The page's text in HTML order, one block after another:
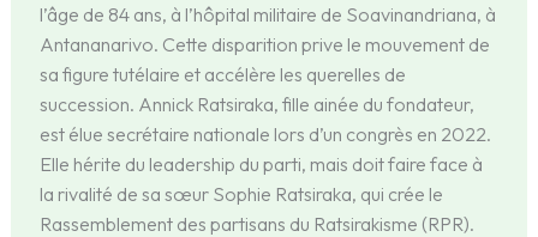
l’âge de 84 ans, à l’hôpital militaire de Soavinandriana, à
Antananarivo. Cette disparition prive le mouvement de
sa figure tutélaire et accélère les querelles de
succession. Annick Ratsiraka, fille ainée du fondateur,
est élue secrétaire nationale lors d’un congrès en 2022.
Elle hérite du leadership du parti, mais doit faire face à
la rivalité de sa sœur Sophie Ratsiraka, qui crée le
Rassemblement des partisans du Ratsirakisme (RPR).